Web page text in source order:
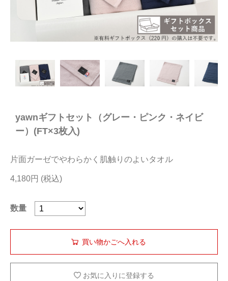
当サイトについて
会員サービス
店舗リスト
ヘルプ
yawnギフトセット（グレー・ピンク・ネイビ
ー）(FT×3枚入)
片面ガーゼでやわらかく肌触りのよいタオル
4,180円
数量
お気に入りに登録する